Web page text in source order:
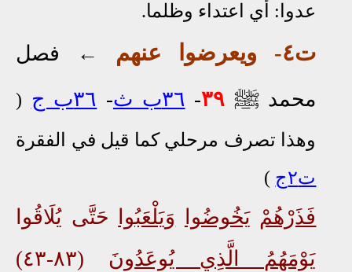
عدوا: أي اعتداء وظلما.
ت٤- ويعرضوا عنهم ←
فصل
محمدﷺ ٣٩- ٣٦ب ث - ٣٦ب ج
(
وهذا تصرف مرحلي كما قيل في الفقرة
ت٢ج
)
فَذَرْهُمْ يَخُوضُوا وَيَلْعَبُوا
حَتَّى يُلَاقُوا
يَوْمَهُمُ الَّذِي يُوعَدُونَ (٨٣-٤٣)